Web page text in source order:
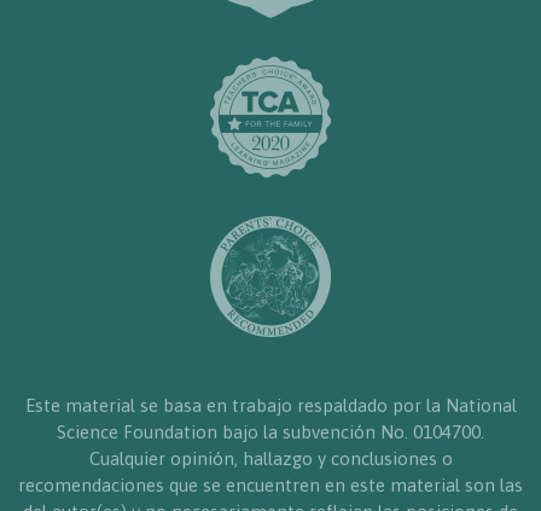
Este material se basa en trabajo respaldado por la National
Science Foundation bajo la subvención No. 0104700.
Cualquier opinión, hallazgo y conclusiones o
recomendaciones que se encuentren en este material son las